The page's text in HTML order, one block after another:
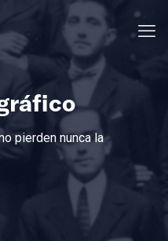
pierden nunca la